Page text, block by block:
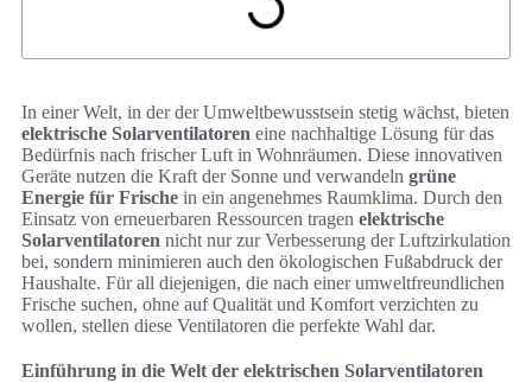
In einer Welt, in der der Umweltbewusstsein stetig wächst, bieten
elektrische Solarventilatoren eine nachhaltige Lösung für das
Bedürfnis nach frischer Luft in Wohnräumen. Diese innovativen
Geräte nutzen die Kraft der Sonne und verwandeln grüne
Energie für Frische in ein angenehmes Raumklima. Durch den
Einsatz von erneuerbaren Ressourcen tragen elektrische
Solarventilatoren nicht nur zur Verbesserung der Luftzirkulation
bei, sondern minimieren auch den ökologischen Fußabdruck der
Haushalte. Für all diejenigen, die nach einer umweltfreundlichen
Frische suchen, ohne auf Qualität und Komfort verzichten zu
wollen, stellen diese Ventilatoren die perfekte Wahl dar.
Einführung in die Welt der elektrischen Solarventilatoren